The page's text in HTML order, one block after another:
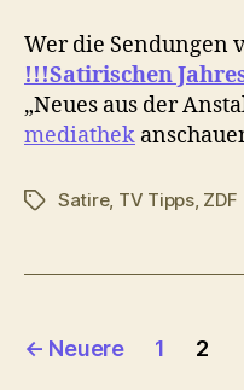
Wer die Sendungen
!!!Satirischen
„Neues aus der
mediathek
Schlagwörter
Satire, TV Tipps, ZDF
← Neuere 1 2